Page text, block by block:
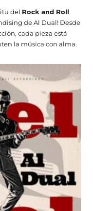
del Rock and Roll
de Al Dual! Desde
cada pieza está
la música con alma.